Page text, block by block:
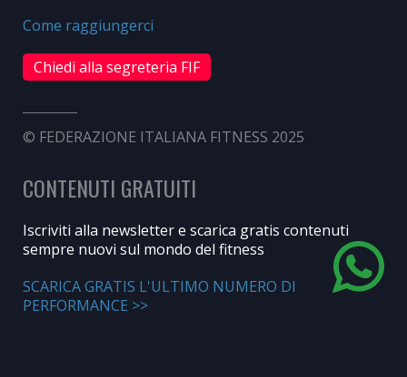
Come raggiungerci
Chiedi alla segreteria FIF
© FEDERAZIONE ITALIANA FITNESS 2025
CONTENUTI GRATUITI
Iscriviti alla newsletter e scarica gratis contenuti
sempre nuovi sul mondo del fitness
SCARICA GRATIS L'ULTIMO NUMERO DI
PERFORMANCE >>